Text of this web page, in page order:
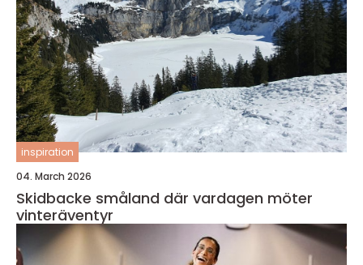
inspiration
04. March 2026
Skidbacke småland där vardagen möter
vinteräventyr